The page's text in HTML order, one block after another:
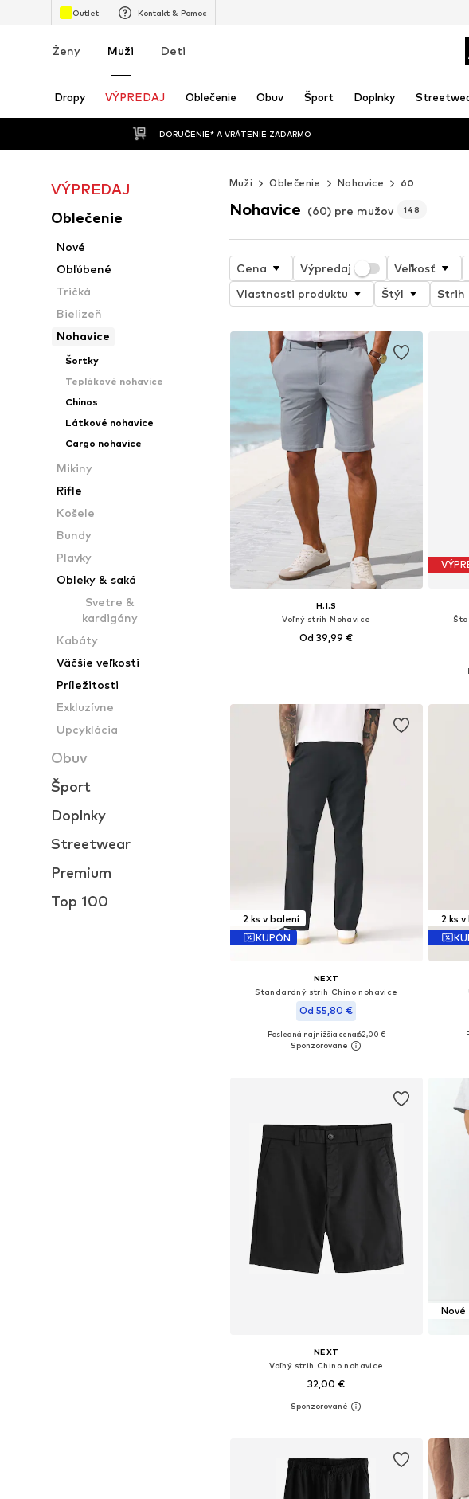
Outlet Kontakt & Pomoc
Ženy Muži Deti
Dropy VÝPREDAJ Oblečenie Obuv Šport Doplnky
DORUČENIE* A VRÁTENIE ZADARMO
VÝPREDAJ
Oblečenie
Nové
Obľúbené
Tričká
Bielizeň
Nohavice
Šortky
Teplákové nohavice
Chinos
Látkové nohavice
Cargo nohavice
Mikiny
Rifle
Košele
Bundy
Plavky
Obleky & saká
Svetre &
kardigány
Kabáty
Väčšie veľkosti
Príležitosti
Exkluzívne
Upcyklácia
Obuv
Šport
Doplnky
Streetwear
Premium
Top 100
Muži Oblečenie Nohavice 60
Nohavice (60) pre mužov 148
Cena Výpredaj Veľkosť
Vlastnosti produktu
Štýl Strih
H.I.S
Voľný strih Nohavice
Od 39,99 €
2 ks v balení
KUPÓN
NEXT
Štandardný strih Chino nohavice
Od 55,80 €
Dostupné v mnohých veľkostiach
Posledná najnižšia cena:62,00 €
2 ks
NEXT
Voľný strih Chino nohavice
32,00 €
+13
Dostupné v mnohých veľkostiach
Nové